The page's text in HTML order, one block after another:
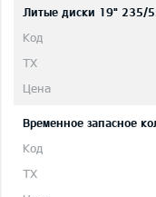
Литые диски 19" 235/
Временное запасное